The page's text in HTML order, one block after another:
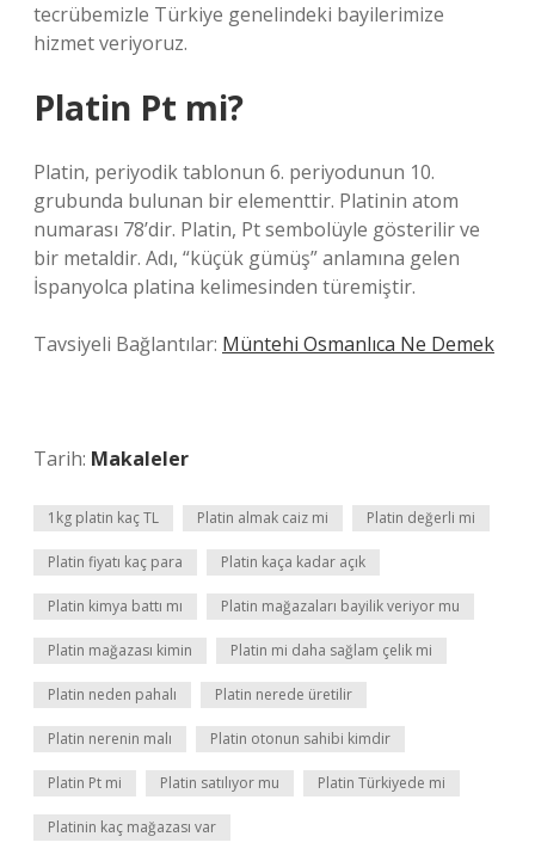
tecrübemizle Türkiye genelindeki bayilerimize
hizmet veriyoruz.
Platin Pt mi?
Platin, periyodik tablonun 6. periyodunun 10.
grubunda bulunan bir elementtir. Platinin atom
numarası 78’dir. Platin, Pt sembolüyle gösterilir ve
bir metaldir. Adı, “küçük gümüş” anlamına gelen
İspanyolca platina kelimesinden türemiştir.
Tavsiyeli Bağlantılar: Müntehi Osmanlıca Ne Demek
Tarih: Makaleler
1kg platin kaç TL Platin almak caiz mi Platin değerli mi
Platin fiyatı kaç para Platin kaça kadar açık
Platin kimya battı mı Platin mağazaları bayilik veriyor mu
Platin mağazası kimin Platin mi daha sağlam çelik mi
Platin neden pahalı Platin nerede üretilir
Platin nerenin malı Platin otonun sahibi kimdir
Platin Pt mi Platin satılıyor mu Platin Türkiyede mi
Platinin kaç mağazası var